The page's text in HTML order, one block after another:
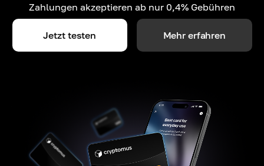
Zahlungen akzeptieren ab nur 0,4% Gebühren
Jetzt testen Mehr erfahren